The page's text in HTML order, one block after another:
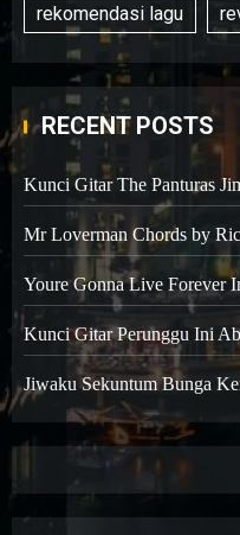
rekomendasi lagu
RECENT POSTS
Kunci Gitar The Panturas
Mr Loverman Chords by
Youre Gonna Live Forever
Kunci Gitar Perunggu Ini
Jiwaku Sekuntum Bunga